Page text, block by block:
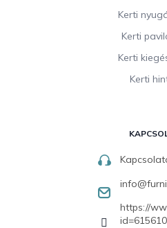
Kerti
Kerti
Kerti
Kerti
info@
https://